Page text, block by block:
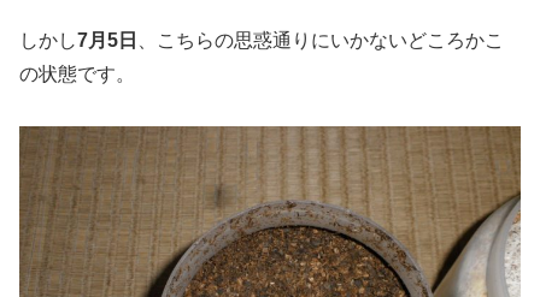
しかし7月5日
、こちらの思惑通りにいかないどころかこ
の状態です。